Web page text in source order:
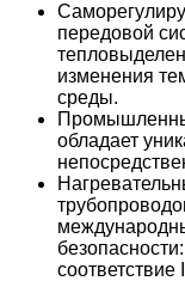
передовой
изменения
среды.
обладает